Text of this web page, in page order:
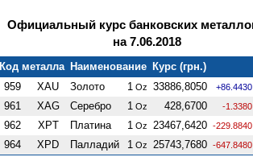
Официальный курс банковских
на 7.06.2018
Код металла Наименование Курс (грн.)
959
XAU Золото 1 Oz 33886,8050 +86.4430
961 XAG Серебро 1 Oz 428,6700 -1.3380
962 XPT Платина 1 Oz 23467,6420 -229.8840
964 XPD Палладий 1 Oz 25743,7680 -647.8480